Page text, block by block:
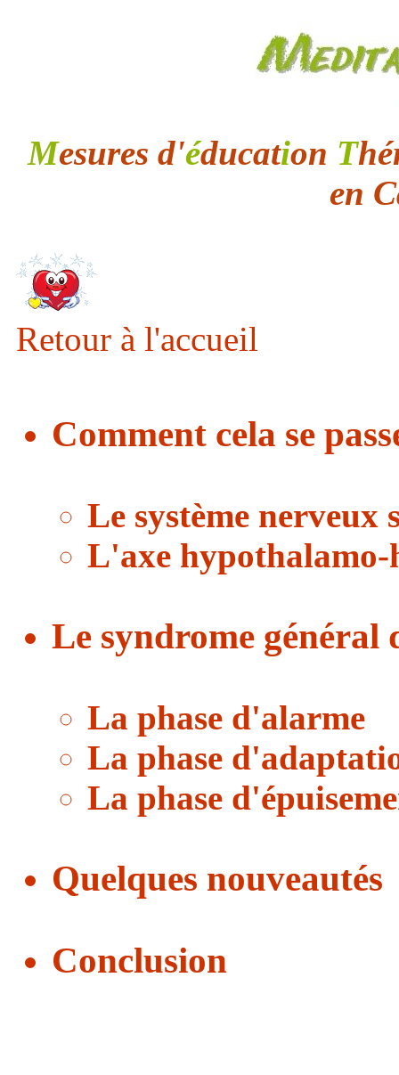
Mesures d'éducation T
en
Retour à l'accueil
Comment cela se
Le système nerveux
L'axe
Le syndrome général
La phase d'alarme
La phase
La phase
Quelques nouveautés
Conclusion